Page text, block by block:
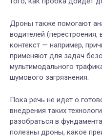
Дроны также помогают
водителей
контекст — например,
применяют для задач
мультимодального
шумового загрязнения.
Пока речь не идет о
внедрения таких
разобраться в
полезны дроны, какое